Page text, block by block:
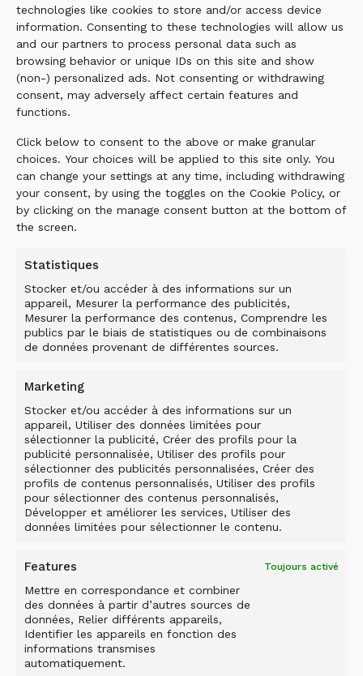
technologies like cookies to store and/or access device
information. Consenting to these technologies will allow us
and our partners to process personal data such as
browsing behavior or unique IDs on this site and show
(non-) personalized ads. Not consenting or withdrawing
consent, may adversely affect certain features and
functions.
Click below to consent to the above or make granular
choices. Your choices will be applied to this site only. You
can change your settings at any time, including withdrawing
your consent, by using the toggles on the Cookie Policy, or
by clicking on the manage consent button at the bottom of
the screen.
Statistiques
Stocker et/ou accéder à des informations sur un
appareil, Mesurer la performance des publicités,
Mesurer la performance des contenus, Comprendre les
publics par le biais de statistiques ou de combinaisons
de données provenant de différentes sources.
Marketing
Stocker et/ou accéder à des informations sur un
appareil, Utiliser des données limitées pour
sélectionner la publicité, Créer des profils pour la
publicité personnalisée, Utiliser des profils pour
sélectionner des publicités personnalisées, Créer des
profils de contenus personnalisés, Utiliser des profils
pour sélectionner des contenus personnalisés,
Développer et améliorer les services, Utiliser des
données limitées pour sélectionner le contenu.
Features Toujours activé
Mettre en correspondance et combiner
des données à partir d’autres sources de
données, Relier différents appareils,
Identifier les appareils en fonction des
informations transmises
automatiquement.
GODET CRIBLEUR SÉRIE D
Transporteurs 6 – 45 t
Les godets cribleurs polyvalents des
dans une large gamme d’applications
pour assurer un traitement de haute
qualité des…